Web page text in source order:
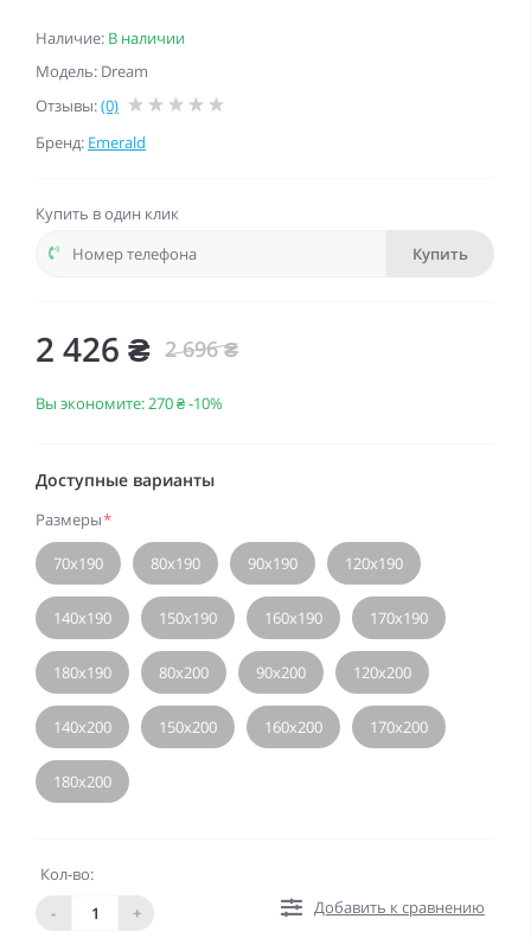
Наличие: В наличии
Модель: Dream
Отзывы:(0)
Бренд: Emerald
Купить в один клик
Купить
2 426 ₴ 2 696 ₴
Вы экономите:270 ₴-10%
Доступные варианты
Размеры*
70х190 80х190 90х190 120х190
140х190 150х190 160х190 170х190
180х190 80х200 90х200 120х200
140х200 150х200 160х200 170х200
180х200
Кол-во:
-
+ Добавить к сравнению